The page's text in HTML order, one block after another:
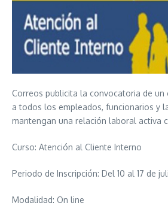
Correos publicita la convocatoria de un
a todos los empleados, funcionarios y
mantengan una relación laboral activa
Curso: Atención al Cliente Interno
Periodo de Inscripción: Del 10 al 17 de
Modalidad: On line